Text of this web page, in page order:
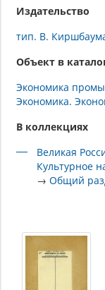
Издательство
тип. В.
Объект в
Экономика
Экономика.
В коллекциях
Великая
Культурное
→Общий